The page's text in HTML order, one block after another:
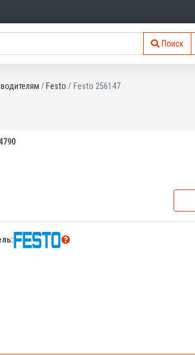
Поиск
Festo Festo 256147